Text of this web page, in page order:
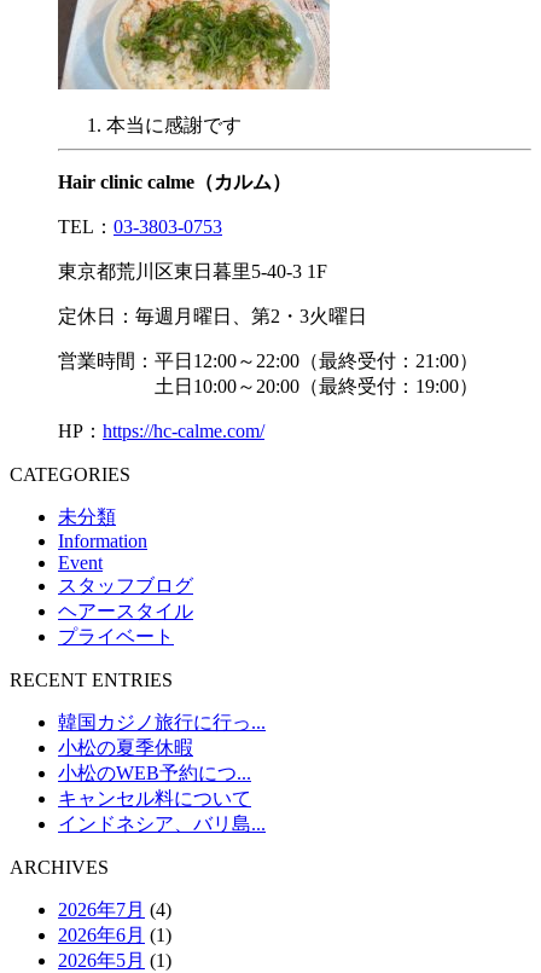
本当に感謝です
Hair clinic calme（カルム）
TEL： 03-3803-0753
東京都荒川区東日暮里5-40-3 1F
定休日：毎週月曜日、第2・3火曜日
営業時間：平日12:00～22:00（最終受付：21:00）
土日10:00～20:00（最終受付：19:00）
HP： https://hc-calme.com/
CATEGORIES
未分類
Information
Event
スタッフブログ
ヘアースタイル
プライベート
RECENT ENTRIES
韓国カジノ旅行に行っ...
小松の夏季休暇
小松のWEB予約につ...
キャンセル料について
インドネシア、バリ島...
ARCHIVES
2026年7月 (4)
2026年6月 (1)
2026年5月 (1)